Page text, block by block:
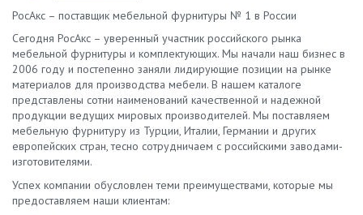
РосАкс – поставщик мебельной фурнитуры № 1 в России
Сегодня РосАкс – уверенный участник российского рынка
мебельной фурнитуры и комплектующих. Мы начали наш бизнес в
2006 году и постепенно заняли лидирующие позиции на рынке
материалов для производства мебели. В нашем каталоге
представлены сотни наименований качественной и надежной
продукции ведущих мировых производителей. Мы поставляем
мебельную фурнитуру из Турции, Италии, Германии и других
европейских стран, тесно сотрудничаем с российскими заводами-
изготовителями.
Успех компании обусловлен теми преимуществами, которые мы
предоставляем наши клиентам: